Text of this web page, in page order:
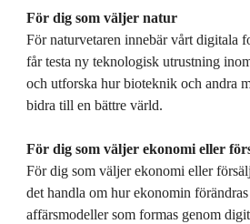
För dig som väljer natur
För naturvetaren innebär vårt digitala
får testa ny teknologisk utrustning
och utforska hur bioteknik och andra
bidra till en bättre värld.
För dig som väljer ekonomi eller
För dig som väljer ekonomi eller
det handla om hur ekonomin
affärsmodeller som formas genom